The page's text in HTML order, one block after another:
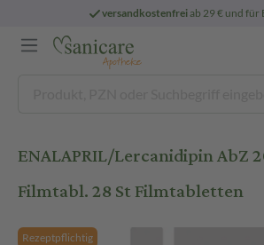
versandkostenfreiab 29 € und für
ENALAPRIL/Lercanidipin AbZ
Filmtabl. 28 St Filmtabletten
Rezeptpflichtig